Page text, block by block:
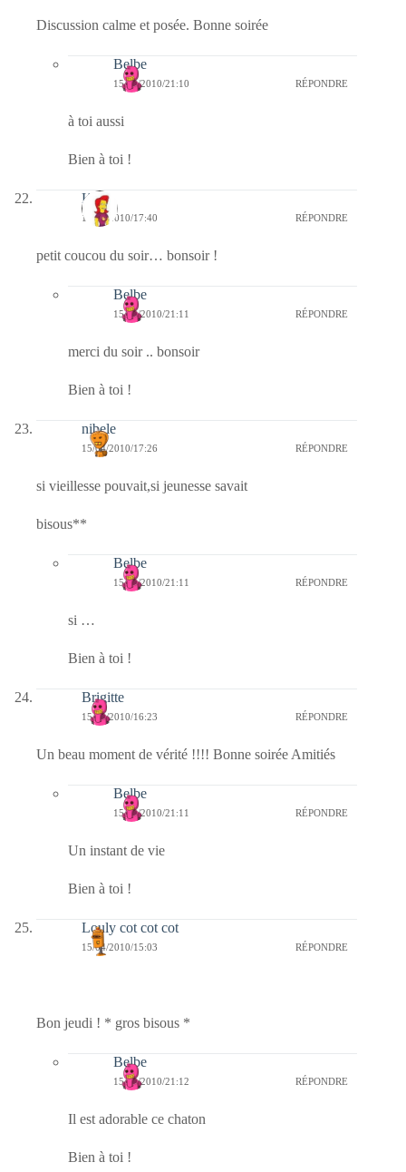
Discussion calme et posée. Bonne soirée
Belbe
15/04/2010/21:10 RÉPONDRE
à toi aussi
Bien à toi !
Krio
15/04/2010/17:40 RÉPONDRE
petit coucou du soir… bonsoir !
Belbe
15/04/2010/21:11 RÉPONDRE
merci du soir .. bonsoir
Bien à toi !
nibele
15/04/2010/17:26 RÉPONDRE
si vieillesse pouvait,si jeunesse savait
bisous**
Belbe
15/04/2010/21:11 RÉPONDRE
si …
Bien à toi !
Brigitte
15/04/2010/16:23 RÉPONDRE
Un beau moment de vérité !!!! Bonne soirée Amitiés
Belbe
15/04/2010/21:11 RÉPONDRE
Un instant de vie
Bien à toi !
Louly cot cot cot
15/04/2010/15:03 RÉPONDRE
Bon jeudi ! * gros bisous *
Belbe
15/04/2010/21:12 RÉPONDRE
Il est adorable ce chaton
Bien à toi !